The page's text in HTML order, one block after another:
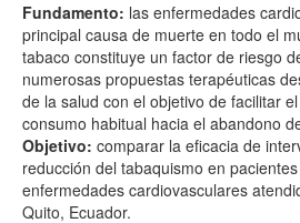
Fundamento: las enfermedades
principal causa de muerte en todo el
tabaco constituye un factor de riesgo
numerosas propuestas terapéuticas
de la salud con el objetivo de facilitar
consumo habitual hacia el abandono
Objetivo: comparar la eficacia de
reducción del tabaquismo en
enfermedades cardiovasculares
Quito, Ecuador.